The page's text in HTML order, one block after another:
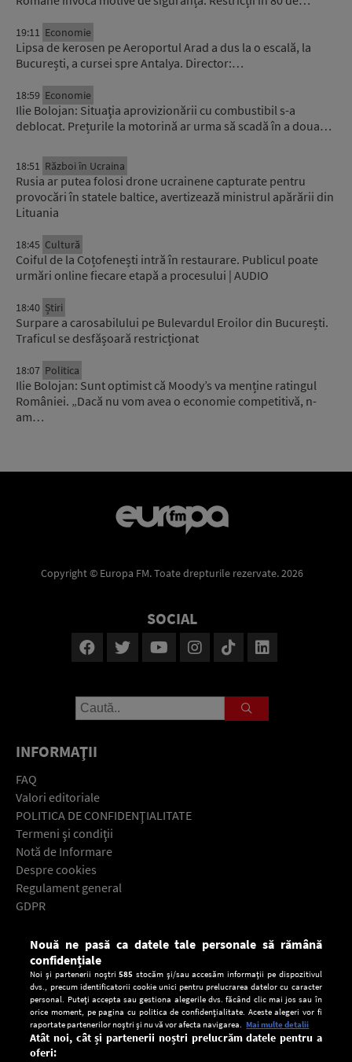
19:11 Economie
Lipsa de kerosen pe Aeroportul Arad a dus la o escală, la
București, a cursei spre Antalya. Director:…
18:59 Economie
Ilie Bolojan: Situaţia aprovizionării cu combustibil s-a
deblocat. Prețurile la motorină ar urma să scadă în a doua…
18:51 Război în Ucraina
Rusia ar putea folosi drone ucrainene capturate pentru
provocări în statele baltice, avertizează ministrul apărării din
Lituania
18:45 Cultură
Coiful de la Coțofenești intră în restaurare. Publicul poate
urmări online fiecare etapă a procesului | AUDIO
18:40 Știri
Surpare a carosabilului pe Bulevardul Eroilor din București.
Traficul se desfășoară restricționat
18:07 Politica
Ilie Bolojan: Sunt optimist că Moody’s va menține ratingul
României. „Dacă nu vom avea o economie competitivă, n-
am…
Copyright © Europa FM. Toate drepturile rezervate. 2026
SOCIAL
INFORMAŢII
FAQ
Valori editoriale
POLITICA DE CONFIDENŢIALITATE
Termeni şi condiţii
Notă de Informare
Despre cookies
Regulament general
GDPR
Descarcă gratuit aplicaţia Europa FM pentru smartphone:
Nouă ne pasă ca datele tale personale să rămână
confidențiale
Noi și partenerii noștri585 stocăm și/sau accesăm informații pe dispozitivul
dvs., precum identificatorii cookie unici pentru prelucrarea datelor cu caracter
personal. Puteți accepta sau gestiona alegerile dvs. făcând clic mai jos sau în
orice moment, pe pagina cu politica de confidențialitate. Aceste alegeri vor fi
raportate partenerilor noștri și nu vă vor afecta navigarea. Mai multe detalii
Atât noi, cât și partenerii noștri prelucrăm datele pentru a
oferi: